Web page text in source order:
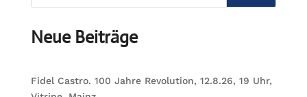
Neue Beiträge
Fidel Castro. 100 Jahre Revolution, 12.8.26, 19 Uhr,